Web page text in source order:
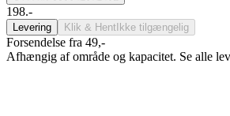
198.-
Levering Klik & Hent Ikke tilgængelig
Forsendelse fra 49,-
Afhængig af område og kapacitet. Se alle